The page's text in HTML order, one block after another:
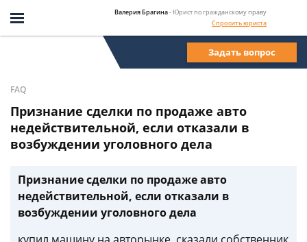
Валерия Брагина- Юрист по гражданскому праву
Спросить юриста
Задать вопрос
FAQ
Признание сделки по продаже авто
недействительной, если отказали в
возбуждении уголовного дела
Признание сделки по продаже авто
недействительной, если отказали в
возбуждении уголовного дела